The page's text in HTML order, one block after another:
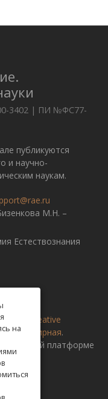
3402 | ПИ №ФС77-
публикуются
и научно-
наукам.
М.Н. –
Естествознания
Creative
Всемирная.
платформе
на